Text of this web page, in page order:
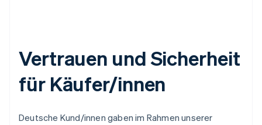
Vertrauen und Sicherheit
für Käufer/innen
Deutsche Kund/innen gaben im Rahmen unserer